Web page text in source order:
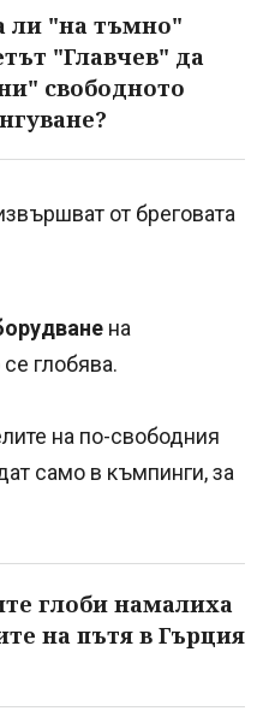
ли "на тъмно"
"Главчев" да
свободното
от бреговата
на
глобява.
на по-свободния
само в къмпинги, за
глоби намалиха
на пътя в Гърция